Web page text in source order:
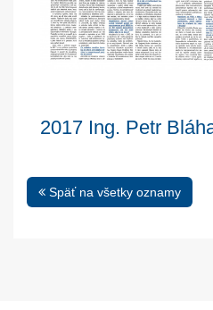
2017 Ing. Petr
Späť na všetky oznamy